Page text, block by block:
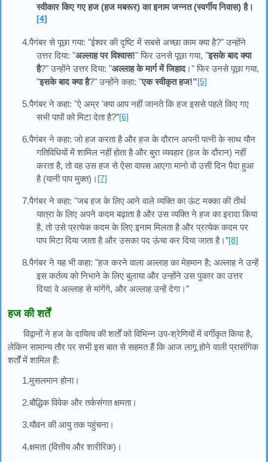
स्वीकार किए गए हज (हज मबरूर) का इनाम जन्नत (स्वर्गीय निवास) है।
[4]
4.पैगंबर से पूछा गया: "ईश्वर की दृष्टि में सबसे अच्छा काम क्या है?" उन्होंने
उत्तर दिया: "अल्लाह पर विश्वास!" फिर उनसे पूछा गया, "इसके बाद क्या
है?" उन्होंने उत्तर दिया: "अल्लाह के मार्ग में जिहाद।" फिर उनसे पूछा गया,
"इसके बाद क्या है?" उन्होंने कहा: "एक स्वीकृत हज!”[5]
5.पैगंबर ने कहा: "ऐ अम्र 'क्या आप नहीं जानते कि हज इससे पहले किए गए
सभी पापों को मिटा देता है?”[6]
6.पैगंबर ने कहा: जो हज करता है और हज के दौरान अपनी पत्नी के साथ यौन
गतिविधियों में शामिल नहीं होता है और बुरा व्यवहार (हज के दौरान) नहीं
करता है, तो वह उस हज से ऐसा वापस आएगा मानो वो उसी दिन पैदा हुआ
है (यानी पाप मुक्त)। [7]
7.पैगंबर ने कहा: "जब हज के लिए आने वाले व्यक्ति का ऊंट मक्का की तीर्थ
यात्रा के लिए अपने कदम बढ़ाता है और उस व्यक्ति ने हज का इरादा किया
है, तो उसे प्रत्येक कदम के लिए इनाम मिलता है और प्रत्येक कदम पर
पाप मिटा दिया जाता है और उसका पद ऊंचा कर दिया जाता है।”[8]
8.पैगंबर ने यह भी कहा: "हज करने वाला अल्लाह का मेहमान है; अल्लाह ने उन्हें
इस कर्तव्य को निभाने के लिए बुलाया और उन्होंने उस पुकार का उत्तर
दिया! वे अल्लाह से मांगेंगे, और अल्लाह उन्हें देगा।”
हज की शर्तें
विद्वानों ने हज के दायित्व की शर्तों को विभिन्न उप-श्रेणियों में वर्गीकृत किया है,
लेकिन सामान्य तौर पर सभी इस बात से सहमत हैं कि आज लागू होने वाली प्रासंगिक
शर्तों में शामिल हैं:
1.मुसलमान होना।
2.बौद्धिक विवेक और तर्कसंगत क्षमता।
3.यौवन की आयु तक पहुंचना।
4.क्षमता (वित्तीय और शारीरिक)।